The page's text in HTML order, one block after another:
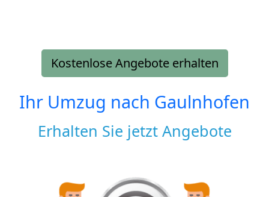
Kostenlose Angebote erhalten
Ihr Umzug nach Gaulnhofen
Erhalten Sie jetzt Angebote